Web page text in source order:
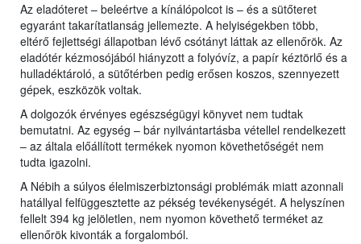
Az eladóteret – beleértve a kínálópolcot is – és a sütőteret
egyaránt takarítatlanság jellemezte. A helyiségekben több,
eltérő fejlettségi állapotban lévő csótányt láttak az ellenőrök. Az
eladótér kézmosójából hiányzott a folyóvíz, a papír kéztörlő és a
hulladéktároló, a sütőtérben pedig erősen koszos, szennyezett
gépek, eszközök voltak.
A dolgozók érvényes egészségügyi könyvet nem tudtak
bemutatni. Az egység – bár nyilvántartásba vétellel rendelkezett
– az általa előállított termékek nyomon követhetőségét nem
tudta igazolni.
A Nébih a súlyos élelmiszerbiztonsági problémák miatt azonnali
hatállyal felfüggesztette az pékség tevékenységét. A helyszínen
fellelt 394 kg jelöletlen, nem nyomon követhető terméket az
ellenőrök kivonták a forgalomból.